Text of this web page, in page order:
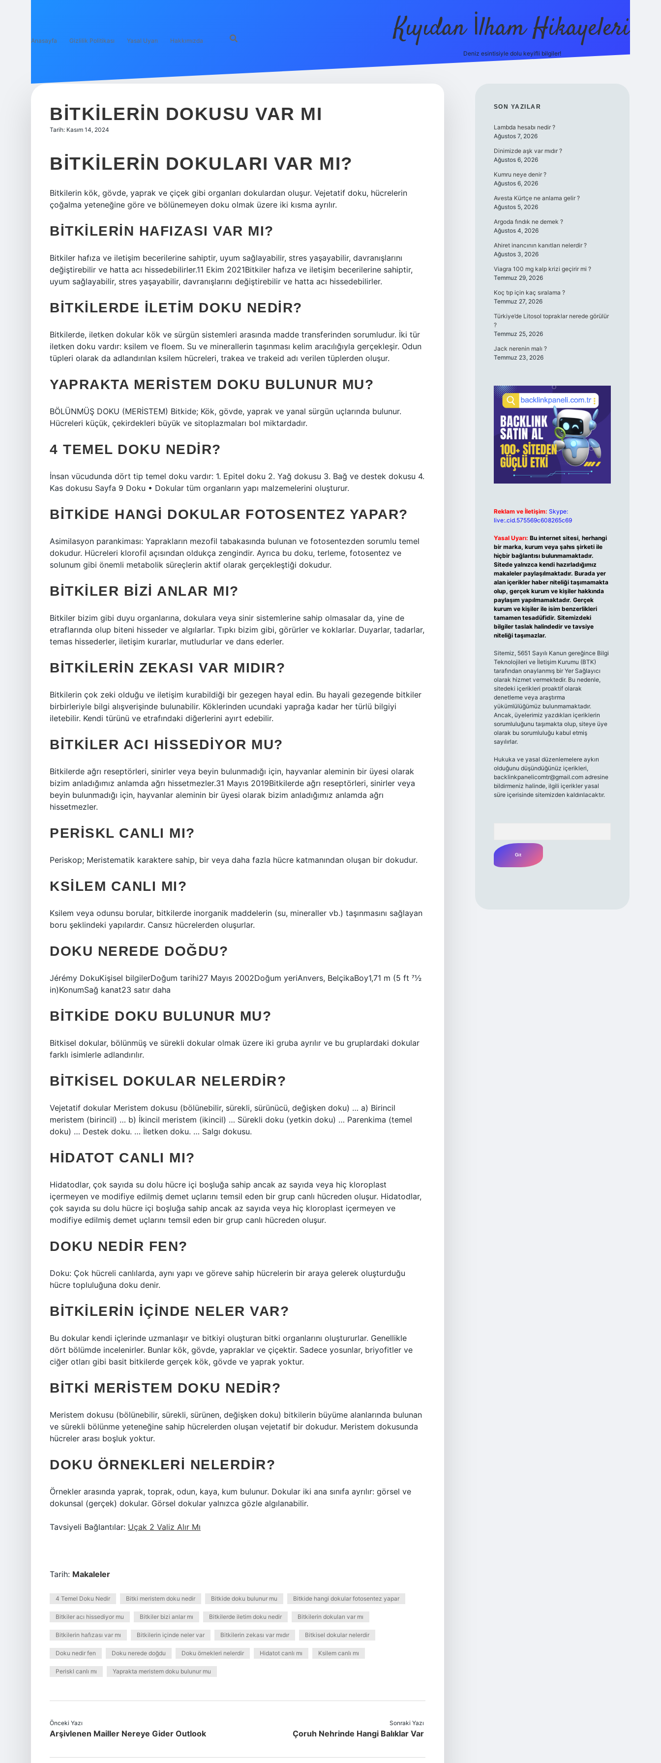
Anasayfa Gizlilik Politikası Yasal Uyarı Hakkımızda Kıyıdan İlham Hikayeleri
Deniz esintisiyle dolu keyifli bilgiler!
BITKILERIN DOKUSU VAR MI
Tarih: Kasım 14, 2024
BITKILERIN DOKULARI VAR MI?
Bitkilerin kök, gövde, yaprak ve çiçek gibi organları dokulardan oluşur. Vejetatif doku, hücrelerin
çoğalma yeteneğine göre ve bölünemeyen doku olmak üzere iki kısma ayrılır.
BITKILERIN HAFIZASI VAR MI?
Bitkiler hafıza ve iletişim becerilerine sahiptir, uyum sağlayabilir, stres yaşayabilir, davranışlarını
değiştirebilir ve hatta acı hissedebilirler.11 Ekim 2021Bitkiler hafıza ve iletişim becerilerine sahiptir,
uyum sağlayabilir, stres yaşayabilir, davranışlarını değiştirebilir ve hatta acı hissedebilirler.
BITKILERDE ILETIM DOKU NEDIR?
Bitkilerde, iletken dokular kök ve sürgün sistemleri arasında madde transferinden sorumludur. İki tür
iletken doku vardır: ksilem ve floem. Su ve minerallerin taşınması kelim aracılığıyla gerçekleşir. Odun
tüpleri olarak da adlandırılan ksilem hücreleri, trakea ve trakeid adı verilen tüplerden oluşur.
YAPRAKTA MERISTEM DOKU BULUNUR MU?
BÖLÜNMÜŞ DOKU (MERİSTEM) Bitkide; Kök, gövde, yaprak ve yanal sürgün uçlarında bulunur.
Hücreleri küçük, çekirdekleri büyük ve sitoplazmaları bol miktardadır.
4 TEMEL DOKU NEDIR?
İnsan vücudunda dört tip temel doku vardır: 1. Epitel doku 2. Yağ dokusu 3. Bağ ve destek dokusu 4.
Kas dokusu Sayfa 9 Doku • Dokular tüm organların yapı malzemelerini oluşturur.
BITKIDE HANGI DOKULAR FOTOSENTEZ YAPAR?
Asimilasyon parankiması: Yaprakların mezofil tabakasında bulunan ve fotosentezden sorumlu temel
dokudur. Hücreleri klorofil açısından oldukça zengindir. Ayrıca bu doku, terleme, fotosentez ve
solunum gibi önemli metabolik süreçlerin aktif olarak gerçekleştiği dokudur.
BITKILER BIZI ANLAR MI?
Bitkiler bizim gibi duyu organlarına, dokulara veya sinir sistemlerine sahip olmasalar da, yine de
etraflarında olup biteni hisseder ve algılarlar. Tıpkı bizim gibi, görürler ve koklarlar. Duyarlar, tadarlar,
temas hissederler, iletişim kurarlar, mutludurlar ve dans ederler.
BITKILERIN ZEKASI VAR MIDIR?
Bitkilerin çok zeki olduğu ve iletişim kurabildiği bir gezegen hayal edin. Bu hayali gezegende bitkiler
birbirleriyle bilgi alışverişinde bulunabilir. Köklerinden ucundaki yaprağa kadar her türlü bilgiyi
iletebilir. Kendi türünü ve etrafındaki diğerlerini ayırt edebilir.
BITKILER ACI HISSEDIYOR MU?
Bitkilerde ağrı reseptörleri, sinirler veya beyin bulunmadığı için, hayvanlar aleminin bir üyesi olarak
bizim anladığımız anlamda ağrı hissetmezler.31 Mayıs 2019Bitkilerde ağrı reseptörleri, sinirler veya
beyin bulunmadığı için, hayvanlar aleminin bir üyesi olarak bizim anladığımız anlamda ağrı
hissetmezler.
PERISKL CANLI MI?
Periskop; Meristematik karaktere sahip, bir veya daha fazla hücre katmanından oluşan bir dokudur.
KSILEM CANLI MI?
Ksilem veya odunsu borular, bitkilerde inorganik maddelerin (su, mineraller vb.) taşınmasını sağlayan
boru şeklindeki yapılardır. Cansız hücrelerden oluşurlar.
DOKU NEREDE DOĞDU?
Jérémy DokuKişisel bilgilerDoğum tarihi27 Mayıs 2002Doğum yeriAnvers, BelçikaBoy1,71 m (5 ft 71⁄2
in)KonumSağ kanat23 satır daha
BITKIDE DOKU BULUNUR MU?
Bitkisel dokular, bölünmüş ve sürekli dokular olmak üzere iki gruba ayrılır ve bu gruplardaki dokular
farklı isimlerle adlandırılır.
BITKISEL DOKULAR NELERDIR?
Vejetatif dokular Meristem dokusu (bölünebilir, sürekli, sürünücü, değişken doku) … a) Birincil
meristem (birincil) … b) İkincil meristem (ikincil) … Sürekli doku (yetkin doku) … Parenkima (temel
doku) … Destek doku. … İletken doku. … Salgı dokusu.
HIDATOT CANLI MI?
Hidatodlar, çok sayıda su dolu hücre içi boşluğa sahip ancak az sayıda veya hiç kloroplast
içermeyen ve modifiye edilmiş demet uçlarını temsil eden bir grup canlı hücreden oluşur. Hidatodlar,
çok sayıda su dolu hücre içi boşluğa sahip ancak az sayıda veya hiç kloroplast içermeyen ve
modifiye edilmiş demet uçlarını temsil eden bir grup canlı hücreden oluşur.
DOKU NEDIR FEN?
Doku: Çok hücreli canlılarda, aynı yapı ve göreve sahip hücrelerin bir araya gelerek oluşturduğu
hücre topluluğuna doku denir.
BITKILERIN IÇINDE NELER VAR?
Bu dokular kendi içlerinde uzmanlaşır ve bitkiyi oluşturan bitki organlarını oluştururlar. Genellikle
dört bölümde incelenirler. Bunlar kök, gövde, yapraklar ve çiçektir. Sadece yosunlar, briyofitler ve
ciğer otları gibi basit bitkilerde gerçek kök, gövde ve yaprak yoktur.
BITKI MERISTEM DOKU NEDIR?
Meristem dokusu (bölünebilir, sürekli, sürünen, değişken doku) bitkilerin büyüme alanlarında bulunan
ve sürekli bölünme yeteneğine sahip hücrelerden oluşan vejetatif bir dokudur. Meristem dokusunda
hücreler arası boşluk yoktur.
DOKU ÖRNEKLERI NELERDIR?
Örnekler arasında yaprak, toprak, odun, kaya, kum bulunur. Dokular iki ana sınıfa ayrılır: görsel ve
dokunsal (gerçek) dokular. Görsel dokular yalnızca gözle algılanabilir.
Tavsiyeli Bağlantılar: Uçak 2 Valiz Alır Mı
Tarih: Makaleler
4 Temel Doku Nedir Bitki meristem doku nedir Bitkide doku bulunur mu Bitkide hangi dokular fotosentez yapar
Bitkiler acı hissediyor mu Bitkiler bizi anlar mı Bitkilerde iletim doku nedir Bitkilerin dokuları var mı
Bitkilerin hafızası var mı Bitkilerin içinde neler var Bitkilerin zekası var mıdır Bitkisel dokular nelerdir
Doku nedir fen Doku nerede doğdu Doku örnekleri nelerdir Hidatot canlı mı Ksilem canlı mı
Periskl canlı mı Yaprakta meristem doku bulunur mu
Önceki Yazı
Arşivlenen Mailler Nereye Gider Outlook
Sonraki Yazı
Çoruh Nehrinde Hangi Balıklar Var
SIDEBAR
SON YAZILAR
Lambda hesabı nedir ?
Ağustos 7, 2026
Dinimizde aşk var mıdır ?
Ağustos 6, 2026
Kumru neye denir ?
Ağustos 6, 2026
Avesta Kürtçe ne anlama gelir ?
Ağustos 5, 2026
Argoda fındık ne demek ?
Ağustos 4, 2026
Ahiret inancının kanıtları nelerdir ?
Ağustos 3, 2026
Viagra 100 mg kalp krizi geçirir mi ?
Temmuz 29, 2026
Koç tıp için kaç sıralama ?
Temmuz 27, 2026
Türkiye’de Litosol topraklar nerede görülür
?
Temmuz 25, 2026
Jack nerenin malı ?
Temmuz 23, 2026
Reklam ve İletişim: Skype:
live:.cid.575569c608265c69
Yasal Uyarı: Bu internet sitesi, herhangi
bir marka, kurum veya şahıs şirketi ile
hiçbir bağlantısı bulunmamaktadır.
Sitede yalnızca kendi hazırladığımız
makaleler paylaşılmaktadır. Burada yer
alan içerikler haber niteliği taşımamakta
olup, gerçek kurum ve kişiler hakkında
paylaşım yapılmamaktadır. Gerçek
kurum ve kişiler ile isim benzerlikleri
tamamen tesadüfidir. Sitemizdeki
bilgiler taslak halindedir ve tavsiye
niteliği taşımazlar.
Sitemiz, 5651 Sayılı Kanun gereğince Bilgi
Teknolojileri ve İletişim Kurumu (BTK)
tarafından onaylanmış bir Yer Sağlayıcı
olarak hizmet vermektedir. Bu nedenle,
sitedeki içerikleri proaktif olarak
denetleme veya araştırma
yükümlülüğümüz bulunmamaktadır.
Ancak, üyelerimiz yazdıkları içeriklerin
sorumluluğunu taşımakta olup, siteye üye
olarak bu sorumluluğu kabul etmiş
sayılırlar.
Hukuka ve yasal düzenlemelere aykırı
olduğunu düşündüğünüz içerikleri,
backlinkpanelicomtr@gmail.comadresine
bildirmeniz halinde, ilgili içerikler yasal
süre içerisinde sitemizden kaldırılacaktır.